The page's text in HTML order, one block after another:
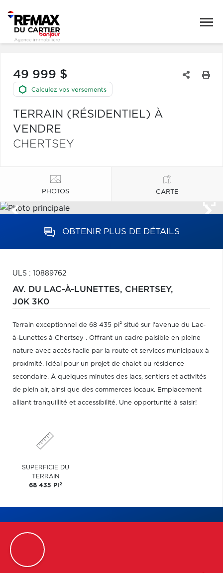
49 999 $
TERRAIN (RÉSIDENTIEL) À
VENDRE
CHERTSEY
PHOTOS CARTE
OBTENIR PLUS DE DÉTAILS
ULS : 10889762
AV. DU LAC-À-LUNETTES, CHERTSEY,
J0K 3K0
Terrain exceptionnel de 68 435 pi² situé sur l'avenue du Lac-
à-Lunettes à Chertsey . Offrant un cadre paisible en pleine
nature avec accès facile par la route et services municipaux à
proximité. Idéal pour un projet de chalet ou résidence
secondaire. À quelques minutes des lacs, sentiers et activités
de plein air, ainsi que des commerces locaux. Emplacement
alliant tranquillité et accessibilité. Une opportunité à saisir!
SUPERFICIE DU
TERRAIN
68 435 PI 2